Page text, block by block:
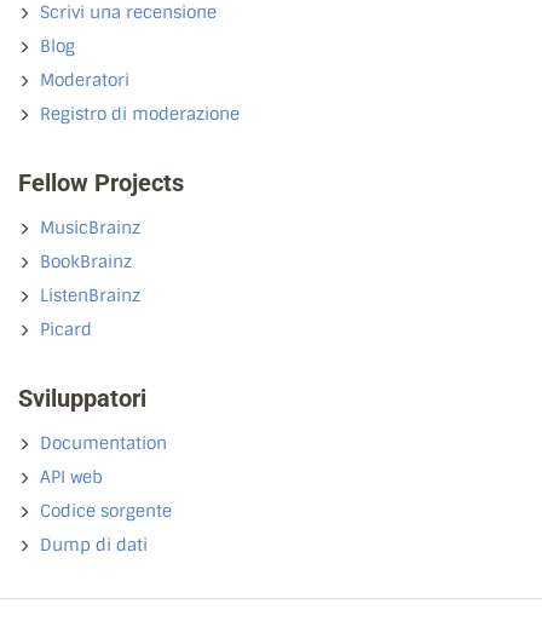
Scrivi una recensione
Blog
Moderatori
Registro di moderazione
Fellow Projects
MusicBrainz
BookBrainz
ListenBrainz
Picard
Sviluppatori
Documentation
API web
Codice sorgente
Dump di dati